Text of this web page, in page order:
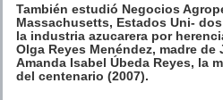
También estudió Negocios
Massachusetts, Estados Uni-
la industria azucarera por
Olga Reyes Menéndez, madre
Amanda Isabel Úbeda Reyes, la
del centenario (2007).